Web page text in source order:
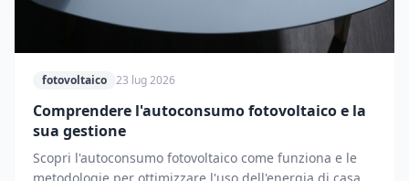
fotovoltaico 23 lug 2026
Comprendere l'autoconsumo fotovoltaico e la
sua gestione
Scopri l'autoconsumo fotovoltaico come funziona e le